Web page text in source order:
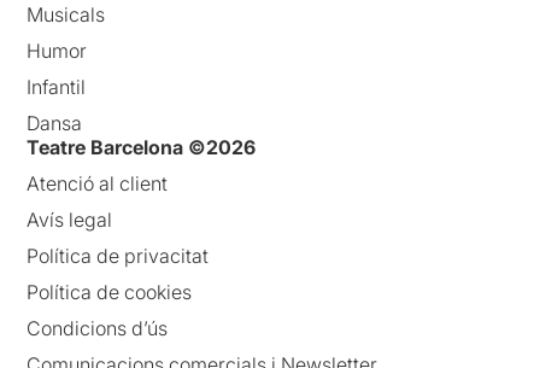
Musicals
Humor
Infantil
Dansa
Teatre Barcelona ©2026
Atenció al client
Avís legal
Política de privacitat
Política de cookies
Condicions d’ús